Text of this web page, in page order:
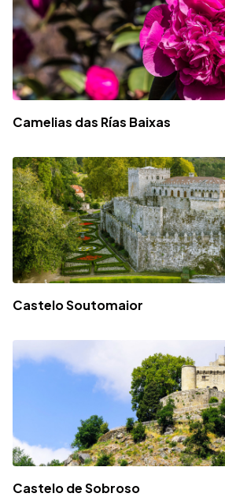
Camelias das Rías Baixas
Castelo Soutomaior
Castelo de Sobroso